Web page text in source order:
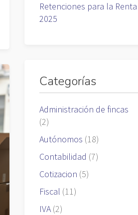
Retenciones para la Renta
2025
Categorías
Administración de fincas
(2)
Autónomos (18)
Contabilidad (7)
Cotizacion (5)
Fiscal (11)
IVA(2)